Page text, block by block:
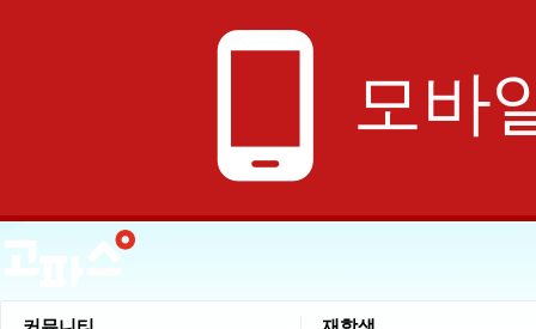
phone_android 모바